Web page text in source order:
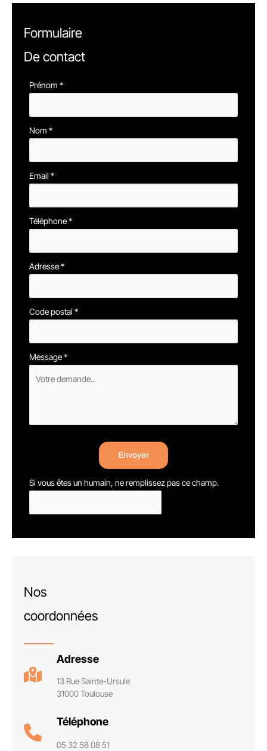
Formulaire
De contact
Formulaire
avec
téléphone
Prénom *
Nom *
Email *
Téléphone*
Adresse*
Code postal *
Message*
Envoyer
Si vous êtes un humain, ne remplissez pas ce champ.
Nos
coordonnées
Adresse
13 Rue Sainte-Ursule
31000 Toulouse
Téléphone
05 32 58 08 51